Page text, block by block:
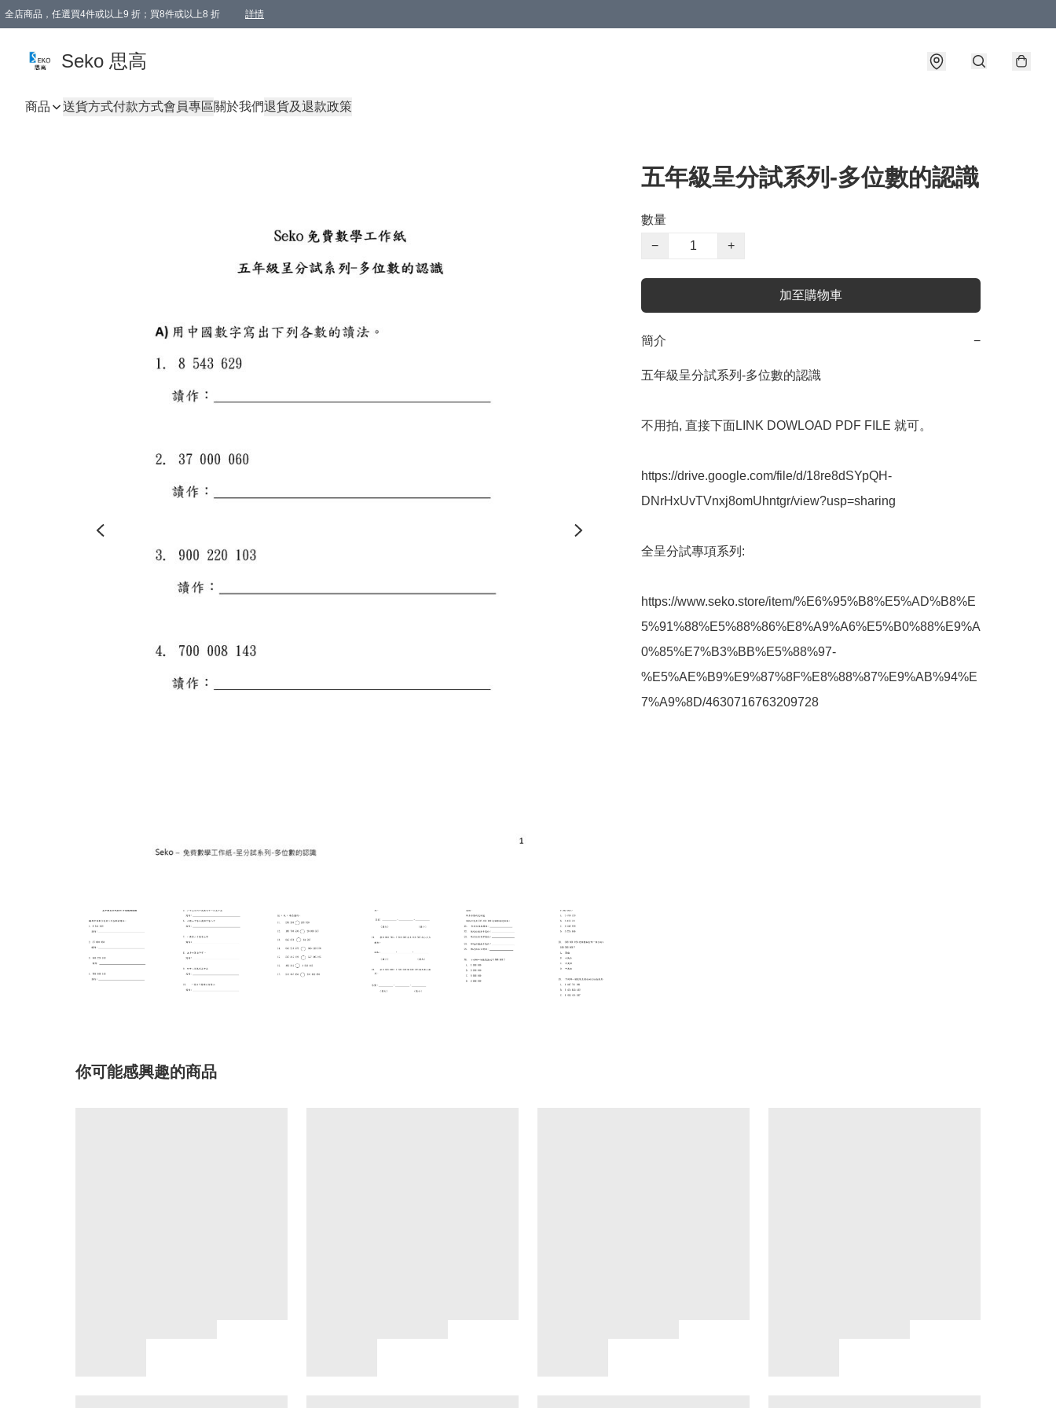
全店商品，任選買4件或以上9 折；買8件或以上8 折 詳情
Seko 思高
商品 送貨方式付款方式會員專區關於我們退貨及退款政策
五年級呈分試系列-多位數的認識
數量
−
+
加至購物車
簡介 −
五年級呈分試系列-多位數的認識
不用拍, 直接下面LINK DOWLOAD PDF FILE 就可。
https://drive.google.com/file/d/18re8dSYpQH-
DNrHxUvTVnxj8omUhntgr/view?usp=sharing
全呈分試專項系列:
https://www.seko.store/item/%E6%95%B8%E5%AD%B8%E
5%91%88%E5%88%86%E8%A9%A6%E5%B0%88%E9%A
0%85%E7%B3%BB%E5%88%97-
%E5%AE%B9%E9%87%8F%E8%88%87%E9%AB%94%E
7%A9%8D/4630716763209728
你可能感興趣的商品